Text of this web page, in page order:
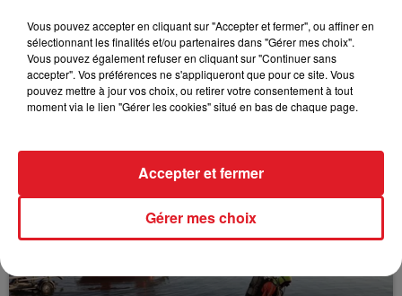
15 juillet 2026
BÉTHUNE: ENQUÊTE POUR HOMICIDE
VOLONTAIRE EN COURS, APRÈS LA...
à des prostituées
Vous pouvez accepter en cliquant sur "Accepter et fermer", ou affiner en
sélectionnant les finalités et/ou partenaires dans "Gérer mes choix".
Vous pouvez également refuser en cliquant sur "Continuer sans
accepter". Vos préférences ne s'appliqueront que pour ce site. Vous
pouvez mettre à jour vos choix, ou retirer votre consentement à tout
moment via le lien "Gérer les cookies" situé en bas de chaque page.
Gérer mes choix
Accepter et fermer